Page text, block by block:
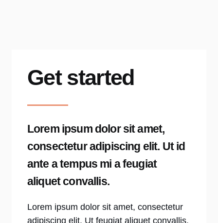
Get started
Lorem ipsum dolor sit amet,
consectetur adipiscing elit. Ut id
ante a tempus mi a feugiat
aliquet convallis.
Lorem ipsum dolor sit amet, consectetur
adipiscing elit. Ut feugiat aliquet convallis.